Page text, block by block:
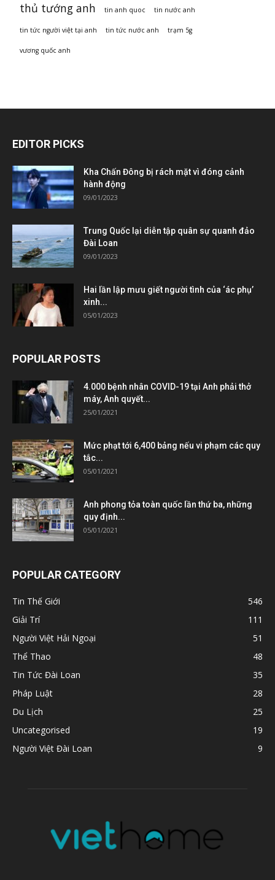
thủ tướng anh
tin anh quoc tin nước anh
tin tức người việt tại anh tin tức nước anh trạm 5g
vương quốc anh
EDITOR PICKS
Kha Chấn Đông bị rách mặt vì đóng cảnh
hành động
09/01/2023
Trung Quốc lại diễn tập quân sự quanh đảo
Đài Loan
09/01/2023
Hai lần lập mưu giết người tình của ‘ác phụ’
xinh...
05/01/2023
POPULAR POSTS
4.000 bệnh nhân COVID-19 tại Anh phải thở
máy, Anh quyết...
25/01/2021
Mức phạt tới 6,400 bảng nếu vi phạm các quy
tắc...
05/01/2021
Anh phong tỏa toàn quốc lần thứ ba, những
quy định...
05/01/2021
POPULAR CATEGORY
Tin Thế Giới
546
Giải Trí
111
Người Việt Hải Ngoại
51
Thể Thao
48
Tin Tức Đài Loan
35
Pháp Luật
28
Du Lịch
25
Uncategorised
19
Người Việt Đài Loan
9